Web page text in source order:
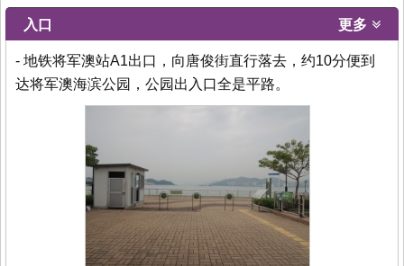
入口 更多
- 地铁将军澳站A1出口，向唐俊街直行落去，约10分便到
达将军澳海滨公园，公园出入口全是平路。